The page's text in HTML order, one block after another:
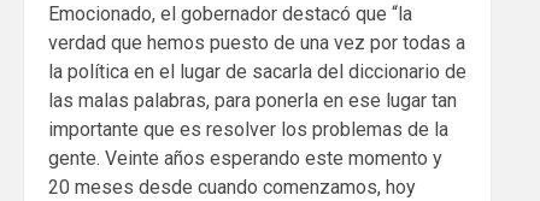
Emocionado, el gobernador destacó que “la
verdad que hemos puesto de una vez por todas a
la política en el lugar de sacarla del diccionario de
las malas palabras, para ponerla en ese lugar tan
importante que es resolver los problemas de la
gente. Veinte años esperando este momento y
20 meses desde cuando comenzamos, hoy